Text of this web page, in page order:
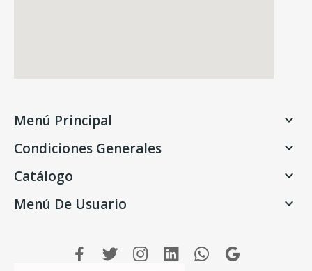
Menú Principal 
Condiciones Generales 
Catálogo 
Menú De Usuario 